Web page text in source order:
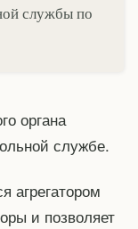
службы по
органа
службе.
агрегатором
и позволяет